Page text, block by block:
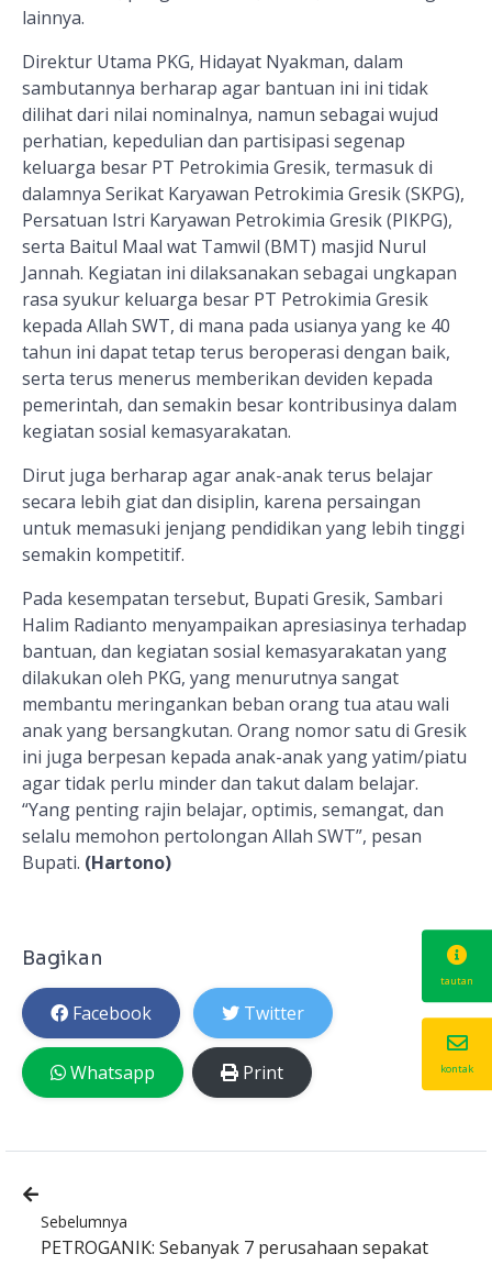
lainnya.
Direktur Utama PKG, Hidayat Nyakman, dalam
sambutannya berharap agar bantuan ini ini tidak
dilihat dari nilai nominalnya, namun sebagai wujud
perhatian, kepedulian dan partisipasi segenap
keluarga besar PT Petrokimia Gresik, termasuk di
dalamnya Serikat Karyawan Petrokimia Gresik (SKPG),
Persatuan Istri Karyawan Petrokimia Gresik (PIKPG),
serta Baitul Maal wat Tamwil (BMT) masjid Nurul
Jannah. Kegiatan ini dilaksanakan sebagai ungkapan
rasa syukur keluarga besar PT Petrokimia Gresik
kepada Allah SWT, di mana pada usianya yang ke 40
tahun ini dapat tetap terus beroperasi dengan baik,
serta terus menerus memberikan deviden kepada
pemerintah, dan semakin besar kontribusinya dalam
kegiatan sosial kemasyarakatan.
Dirut juga berharap agar anak-anak terus belajar
secara lebih giat dan disiplin, karena persaingan
untuk memasuki jenjang pendidikan yang lebih tinggi
semakin kompetitif.
Pada kesempatan tersebut, Bupati Gresik, Sambari
Halim Radianto menyampaikan apresiasinya terhadap
bantuan, dan kegiatan sosial kemasyarakatan yang
dilakukan oleh PKG, yang menurutnya sangat
membantu meringankan beban orang tua atau wali
anak yang bersangkutan. Orang nomor satu di Gresik
ini juga berpesan kepada anak-anak yang yatim/piatu
agar tidak perlu minder dan takut dalam belajar.
“Yang penting rajin belajar, optimis, semangat, dan
selalu memohon pertolongan Allah SWT”, pesan
Bupati. (Hartono)
Bagikan
Facebook Twitter
Whatsapp Print
Sebelumnya
PETROGANIK: Sebanyak 7 perusahaan sepakat
tautan
kontak